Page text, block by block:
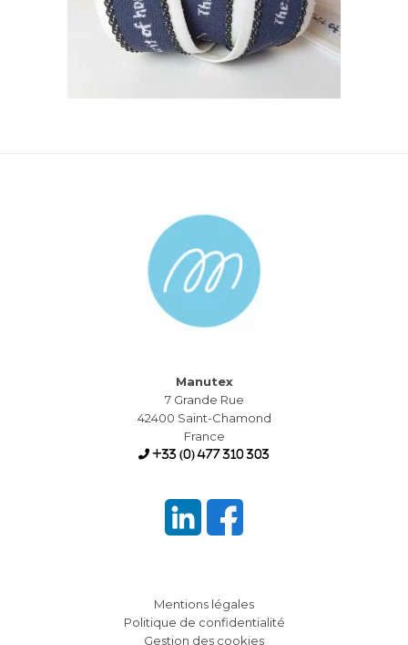
Manutex
7 Grande Rue
42400 Saint-Chamond
France
+33 (0) 477 310 303
Mentions légales
Politique de confidentialité
Gestion des cookies